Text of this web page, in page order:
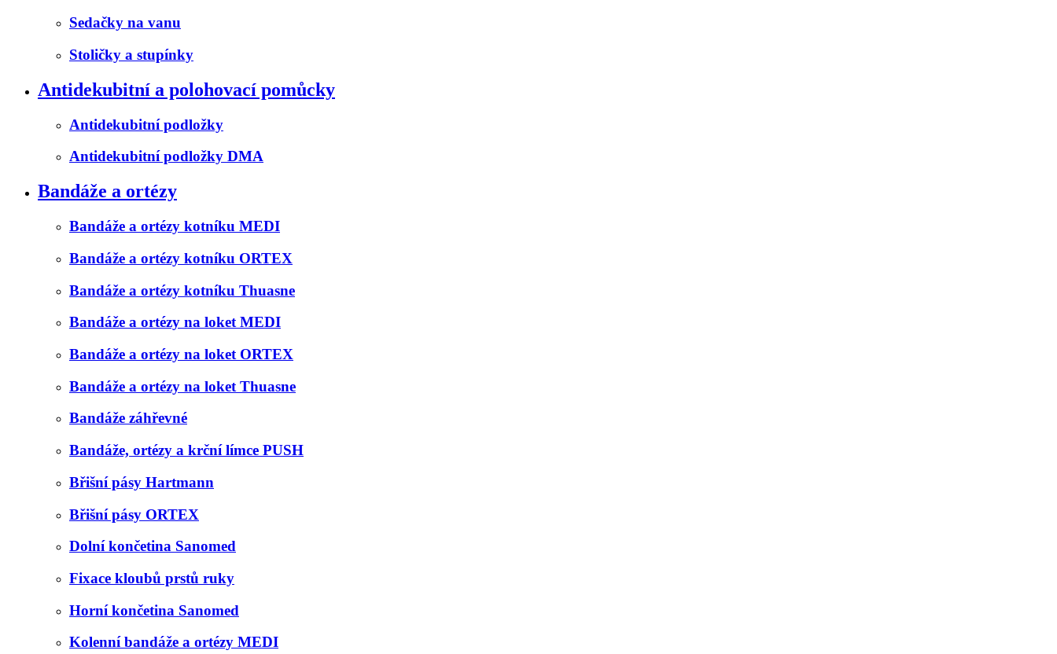
Sedačky na vanu
Stoličky a stupínky
Antidekubitní a polohovací pomůcky
Antidekubitní podložky
Antidekubitní podložky DMA
Bandáže a ortézy
Bandáže a ortézy kotníku MEDI
Bandáže a ortézy kotníku ORTEX
Bandáže a ortézy kotníku Thuasne
Bandáže a ortézy na loket MEDI
Bandáže a ortézy na loket ORTEX
Bandáže a ortézy na loket Thuasne
Bandáže záhřevné
Bandáže, ortézy a krční límce PUSH
Břišní pásy Hartmann
Břišní pásy ORTEX
Dolní končetina Sanomed
Fixace kloubů prstů ruky
Horní končetina Sanomed
Kolenní bandáže a ortézy MEDI